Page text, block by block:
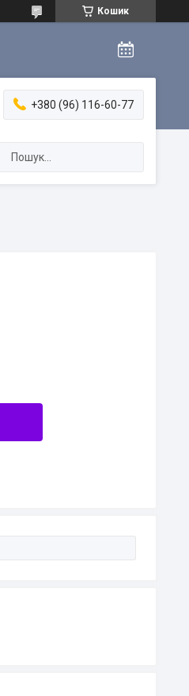
Кошик
+380 (96) 116-60-77